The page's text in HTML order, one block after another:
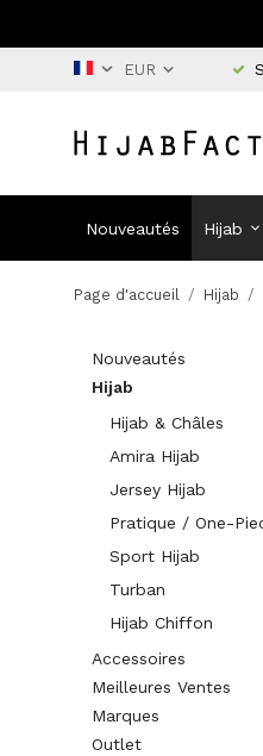
Nouveautés Hijab
Page d'accueil / Hijab /
Nouveautés
Hijab
Hijab & Châles
Amira Hijab
Jersey Hijab
Pratique / One-
Sport Hijab
Turban
Hijab Chiffon
Accessoires
Meilleures Ventes
Marques
Outlet